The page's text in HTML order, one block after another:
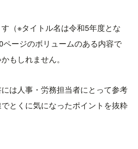
（※タイトル名は令和5年度とな
ージのボリュームのある内容で
もしれません。
は人事・労務担当者にとって参考
とくに気になったポイントを抜粋